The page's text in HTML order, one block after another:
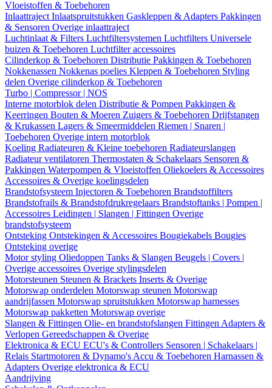
Vloeistoffen & Toebehoren
Inlaattraject Inlaatspruitstukken Gaskleppen & Adapters Pakkingen
& Sensoren Overige inlaattraject
Luchtinlaat & Filters Luchtfiltersystemen Luchtfilters Universele
buizen & Toebehoren Luchtfilter accessoires
Cilinderkop & Toebehoren Distributie Pakkingen & Toebehoren
Nokkenassen Nokkenas poelies Kleppen & Toebehoren Styling
delen Overige cilinderkop & Toebehoren
Turbo | Compressor | NOS
Interne motorblok delen Distributie & Pompen Pakkingen &
Keerringen Bouten & Moeren Zuigers & Toebehoren Drijfstangen
& Krukassen Lagers & Smeermiddelen Riemen | Snaren |
Toebehoren Overige intern motorblok
Koeling Radiateuren & Kleine toebehoren Radiateurslangen
Radiateur ventilatoren Thermostaten & Schakelaars Sensoren &
Pakkingen Waterpompen & Vloeistoffen Oliekoelers & Accessoires
Accessoires & Overige koelingsdelen
Brandstofsysteem Injectoren & Toebehoren Brandstoffilters
Brandstofrails & Brandstofdrukregelaars Brandstoftanks | Pompen |
Accessoires Leidingen | Slangen | Fittingen Overige
brandstofsysteem
Ontsteking Ontstekingen & Accessoires Bougiekabels Bougies
Ontsteking overige
Motor styling Oliedoppen Tanks & Slangen Beugels | Covers |
Overige accessoires Overige stylingsdelen
Motorsteunen Steunen & Brackets Inserts & Overige
Motorswap onderdelen Motorswap steunen Motorswap
aandrijfassen Motorswap spruitstukken Motorswap harnesses
Motorswap pakketten Motorswap overige
Slangen & Fittingen Olie- en brandstofslangen Fittingen Adapters &
Verlopen Gereedschappen & Overige
Elektronica & ECU ECU's & Controllers Sensoren | Schakelaars |
Relais Startmotoren & Dynamo's Accu & Toebehoren Harnassen &
Adapters Overige elektronica & ECU
Aandrijving